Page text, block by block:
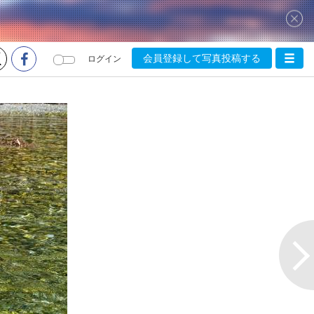
ログイン 会員登録して写真投稿する